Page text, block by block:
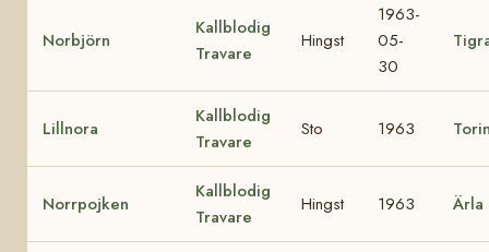
Norbjörn
Kallblodig
Travare
Hingst
1963-
05-
30
Lillnora
Kallblodig
Travare
Sto 1963
Norrpojken
Kallblodig
Travare
Hingst 1963 Ärla